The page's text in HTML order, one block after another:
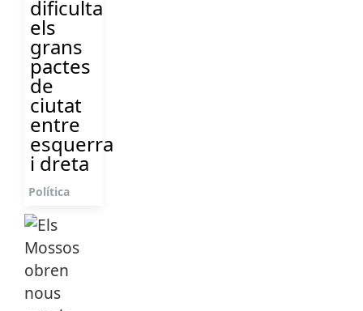
dificulta
els
grans
pactes
de
ciutat
entre
esquerra
i dreta
Política